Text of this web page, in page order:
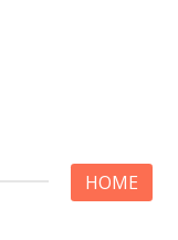
HOME